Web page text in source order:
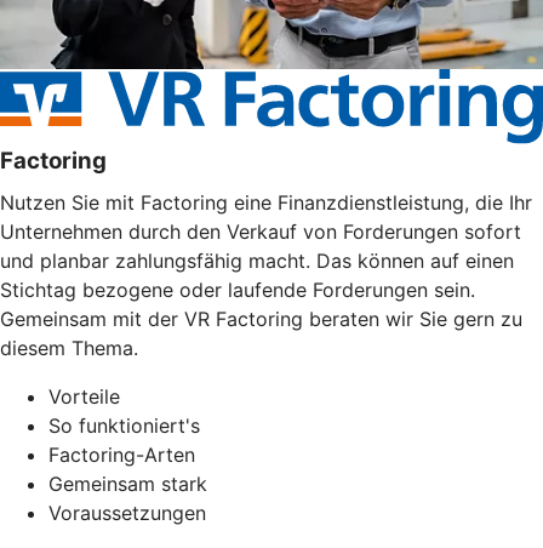
Factoring
Nutzen Sie mit Factoring eine Finanzdienstleistung, die Ihr
Unternehmen durch den Verkauf von Forderungen sofort
und planbar zahlungsfähig macht. Das können auf einen
Stichtag bezogene oder laufende Forderungen sein.
Gemeinsam mit der VR Factoring beraten wir Sie gern zu
diesem Thema.
Vorteile
So funktioniert's
Factoring-Arten
Gemeinsam stark
Voraussetzungen